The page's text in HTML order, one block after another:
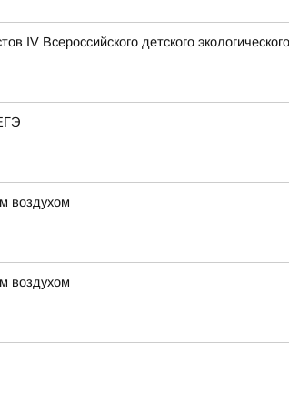
IV Всероссийского детского
воздухом
воздухом